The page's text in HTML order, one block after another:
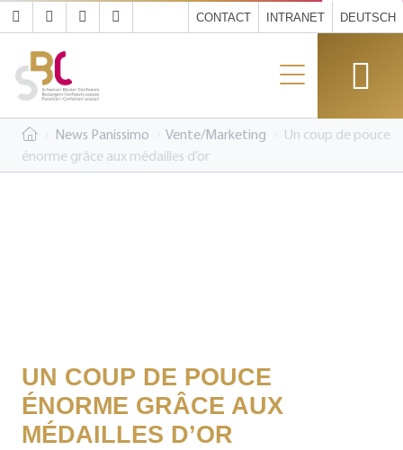
CONTACT INTRANET DEUTSCH
News Panissimo Vente/Marketing
Un coup de pouce
énorme grâce aux médailles d’or
UN COUP DE POUCE
ÉNORME GRÂCE AUX
MÉDAILLES D’OR